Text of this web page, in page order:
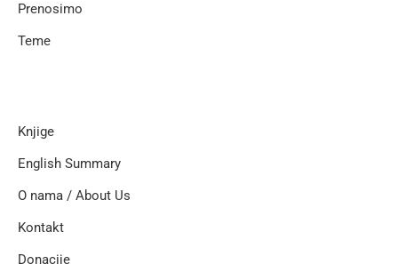
Prenosimo
Teme
Knjige
English Summary
O nama / About Us
Kontakt
Donacije